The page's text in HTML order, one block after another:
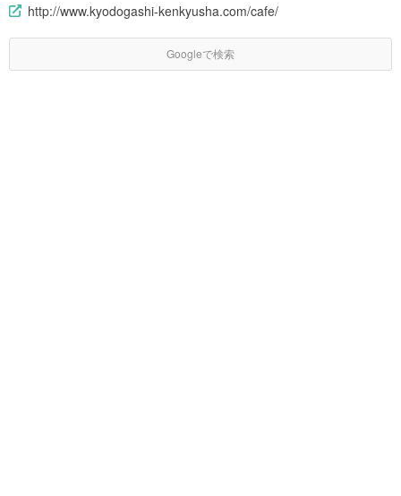
http://www.kyodogashi-kenkyusha.com/cafe/
Googleで検索